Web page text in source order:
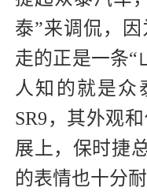
泰”来调侃，
走的正是一条“
人知的就是
SR9，其外观
展上，保时捷
的表情也十分耐